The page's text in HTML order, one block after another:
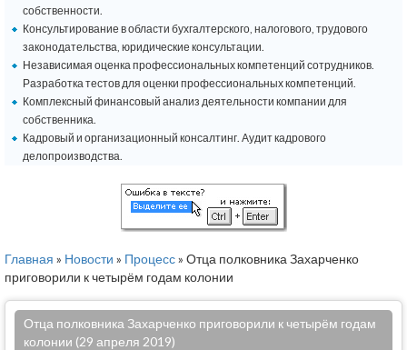
собственности.
Консультирование в области бухгалтерского, налогового, трудового
законодательства, юридические консультации.
Независимая оценка профессиональных компетенций сотрудников.
Разработка тестов для оценки профессиональных компетенций.
Комплексный финансовый анализ деятельности компании для
собственника.
Кадровый и организационный консалтинг. Аудит кадрового
делопроизводства.
Главная » Новости » Процесс» Отца полковника Захарченко
приговорили к четырём годам колонии
Отца полковника Захарченко приговорили к четырём годам
колонии (29 апреля 2019)